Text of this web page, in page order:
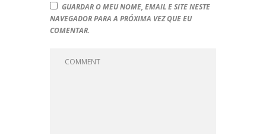
GUARDAR O MEU NOME, EMAIL E SITE NESTE
NAVEGADOR PARA A PRÓXIMA VEZ QUE EU
COMENTAR.